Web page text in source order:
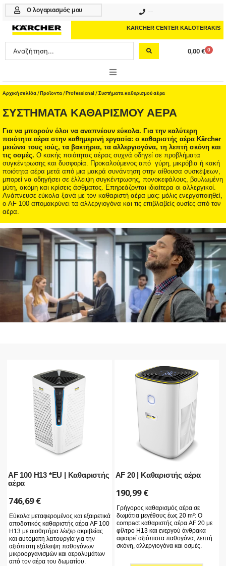
Μετάβαση
περιεχόμενο
Ο λογαριασμός μου
KÄRCHER CENTER KALOTERAKIS
Search
...
0,00 € 0
Cart
ONLINE SHOP
HOME & GARDEN
PROFESSIONAL
ΑΞΕΣΟΥΑΡ
ΚΑΘΑΡΙΣΤΙΚΑ
ΥΠΗΡΕΣΙΕΣ-ΝΕΑ-ΛΥΣΕΙΣ
Αρχική σελίδα /Προϊοντα /Professional / Συστήματα καθαρισμού αέρα
ΣΥΣΤΉΜΑΤΑ ΚΑΘΑΡΙΣΜΟΎ ΑΈΡΑ
Για να μπορούν όλοι να αναπνέουν εύκολα. Για την καλύτερη
ποιότητα αέρα στην καθημερινή εργασία: ο καθαριστής αέρα Kärcher
μειώνει τους ιούς, τα βακτήρια, τα αλλεργιογόνα, τη λεπτή σκόνη και
τις οσμές. Ο κακής ποιότητας αέρας συχνά οδηγεί σε προβλήματα
συγκέντρωσης και δυσφορία. Προκαλούμενος από γύρη, μικρόβια ή κακή
ποιότητα αέρα μετά από μια μακρά συνάντηση στην αίθουσα συσκέψεων,
μπορεί να οδηγήσει σε έλλειψη συγκέντρωσης, πονοκεφάλους, βουλωμένη
μύτη, ακόμη και κρίσεις άσθματος. Επηρεάζονται ιδιαίτερα οι αλλεργικοί.
Ανάπνευσε εύκολα ξανά με τον καθαριστή αέρα μας: μόλις ενεργοποιηθεί,
ο AF 100 απομακρύνει τα αλλεργιογόνα και τις επιβλαβείς ουσίες από τον
αέρα.
AF 100 H13 *EU | Καθαριστής
αέρα
746,69€
Εύκολα μεταφερομένος και εξαιρετικά
αποδοτικός καθαριστής αέρα AF 100
H13 με αισθητήρα λέιζερ ακριβείας
και αυτόματη λειτουργία για την
αξιόπιστη εξάλειψη παθογόνων
μικροοργανισμών και αερολυμάτων
από τον αέρα του δωματίου.
AF 20 | Καθαριστής αέρα
190,99€
Γρήγορος καθαρισμός αέρα σε
δωμάτια μεγέθους έως 20 m²: Ο
compact καθαριστής αέρα AF 20 με
φίλτρο H13 και ενεργού άνθρακα
αφαιρεί αξιόπιστα παθογόνα, λεπτή
σκόνη, αλλεργιογόνα και οσμές.